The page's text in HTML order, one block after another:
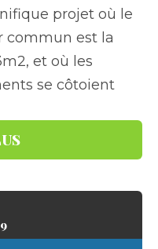
projet où le
commun est la
et où les
se côtoient